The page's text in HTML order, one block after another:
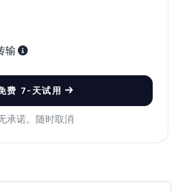
输
费 7-天试用
承诺。随时取消